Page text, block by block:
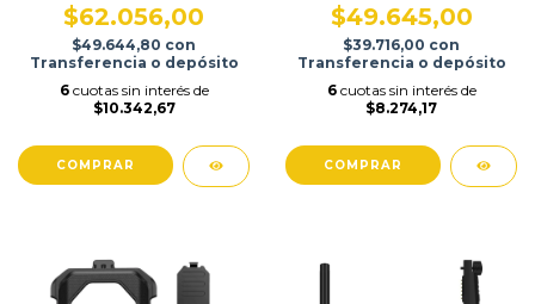
$62.056,00
$49.644,80 con
Transferencia o depósito
6 cuotas sin interés de
$10.342,67
$49.645,00
$39.716,00 con
Transferencia o depósito
6 cuotas sin interés de
$8.274,17
COMPRAR